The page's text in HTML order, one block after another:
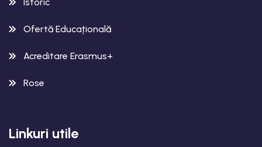
Ofertă Educațională
Acreditare Erasmus+
Rose
Linkuri utile